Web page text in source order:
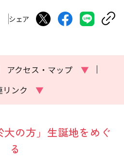
シェア
アクセス・マップ
▼
リンク
▼
の方」生誕地をめぐ
る